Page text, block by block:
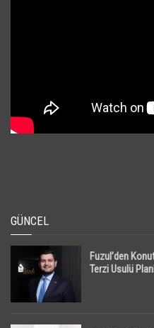
GÜNCEL
Fuzul’den
Terzi Usulü